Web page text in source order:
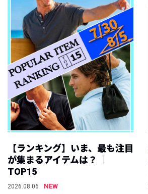
【ランキング】いま、最も注目
が集まるアイテムは？ ｜
TOP15
2026.08.06
NEW